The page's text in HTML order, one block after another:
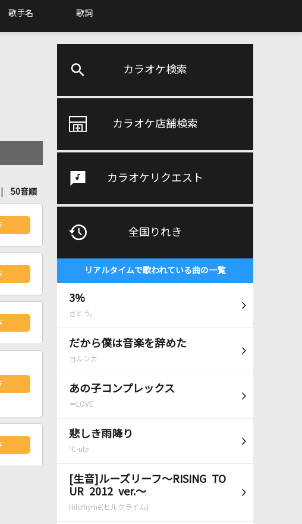
歌手名 歌詞
カラオケ検索
カラオケ店舗検索
カラオケリクエスト
全国りれき
リアルタイムで歌われている曲の一覧
3%
さとう。
だから僕は音楽を辞めた
ヨルシカ
あの子コンプレックス
＝LOVE
悲しき雨降り
℃-ute
[生音]ルーズリーフ～RISING TO
UR 2012 ver.～
Hilcrhyme(ヒルクライム)
50音順